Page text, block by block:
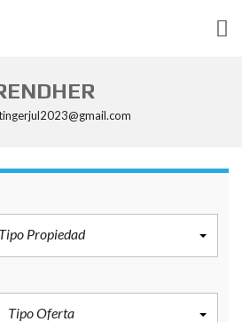
RENDHER
Tipo Propiedad
Tipo Oferta